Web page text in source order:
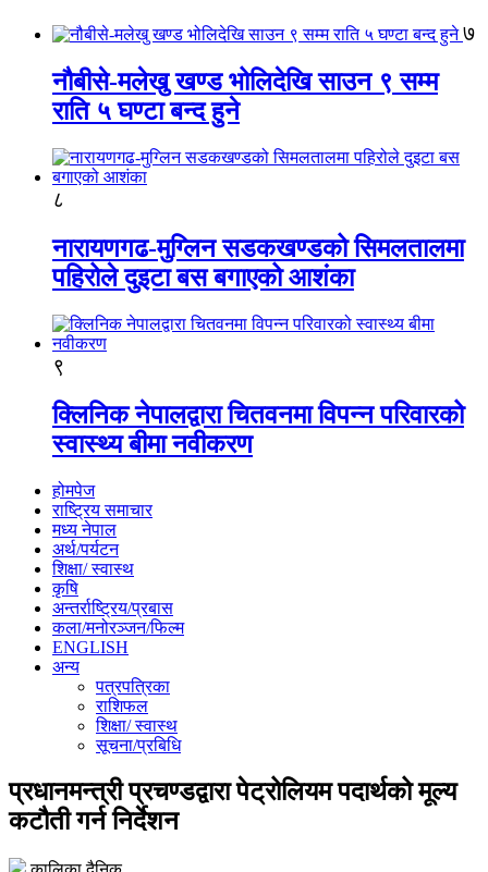
७
नौबीसे-मलेखु खण्ड भोलिदेखि साउन ९ सम्म
राति ५ घण्टा बन्द हुने
८
नारायणगढ-मुग्लिन सडकखण्डको सिमलतालमा
पहिरोले दुइटा बस बगाएको आशंका
९
क्लिनिक नेपालद्वारा चितवनमा विपन्न परिवारको
स्वास्थ्य बीमा नवीकरण
होमपेज
राष्ट्रिय समाचार
मध्य नेपाल
अर्थ/पर्यटन
शिक्षा/ स्वास्थ
कृषि
अन्तर्राष्ट्रिय/प्रबास
कला/मनोरञ्जन/फिल्म
ENGLISH
अन्य
पत्रपत्रिका
राशिफल
शिक्षा/ स्वास्थ
सूचना/प्रबिधि
प्रधानमन्त्री प्रचण्डद्वारा पेट्रोलियम पदार्थको मूल्य
कटौती गर्न निर्देशन